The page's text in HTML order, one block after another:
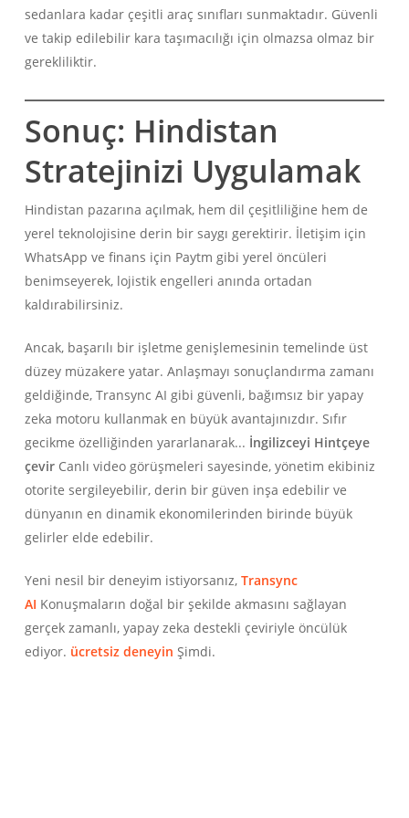
sedanlara kadar çeşitli araç sınıfları sunmaktadır. Güvenli
ve takip edilebilir kara taşımacılığı için olmazsa olmaz bir
gerekliliktir.
Sonuç: Hindistan
Stratejinizi Uygulamak
Hindistan pazarına açılmak, hem dil çeşitliliğine hem de
yerel teknolojisine derin bir saygı gerektirir. İletişim için
WhatsApp ve finans için Paytm gibi yerel öncüleri
benimseyerek, lojistik engelleri anında ortadan
kaldırabilirsiniz.
Ancak, başarılı bir işletme genişlemesinin temelinde üst
düzey müzakere yatar. Anlaşmayı sonuçlandırma zamanı
geldiğinde, Transync AI gibi güvenli, bağımsız bir yapay
zeka motoru kullanmak en büyük avantajınızdır. Sıfır
gecikme özelliğinden yararlanarak... İngilizceyi Hintçeye
çevirCanlı video görüşmeleri sayesinde, yönetim ekibiniz
otorite sergileyebilir, derin bir güven inşa edebilir ve
dünyanın en dinamik ekonomilerinden birinde büyük
gelirler elde edebilir.
Yeni nesil bir deneyim istiyorsanız, Transync
AI Konuşmaların doğal bir şekilde akmasını sağlayan
gerçek zamanlı, yapay zeka destekli çeviriyle öncülük
ediyor. ücretsiz deneyin Şimdi.